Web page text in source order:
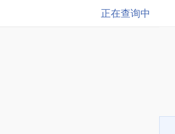
正在查询中